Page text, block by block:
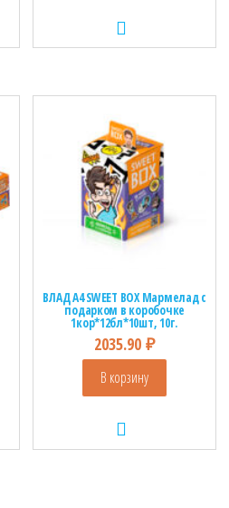
ВЛАД А4 SWEET BOX Мармелад с
подарком в коробочке
1кор*12бл*10шт, 10г.
2035.90₽
В корзину